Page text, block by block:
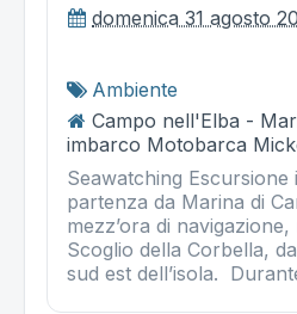
domenica 31 agosto
Ambiente
Campo nell'Elba -
imbarco Motobarca
Seawatching
partenza da Marina di
mezz’ora di
Scoglio della Corbella,
sud est dell’isola.